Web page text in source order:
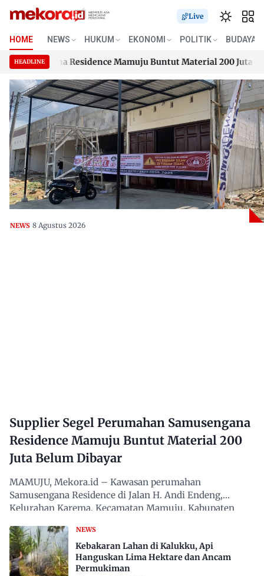
Skip
content
Live
HOME NEWS HUKUM EKONOMI POLITIK BUDAYA
HEADLINE Residence Mamuju Buntut Material 200 Juta Belum
Residence Mamuju Buntut Material 200 Juta Belum
NEWS 8 Agustus 2026
Supplier Segel Perumahan Samusengana
Residence Mamuju Buntut Material 200
Juta Belum Dibayar
MAMUJU, Mekora.id – Kawasan perumahan
Samusengana Residence di Jalan H. Andi Endeng,
Kelurahan Karema, Kecamatan Mamuju, Kabupaten
NEWS
Kebakaran Lahan di Kalukku, Api
Hanguskan Lima Hektare dan Ancam
Permukiman